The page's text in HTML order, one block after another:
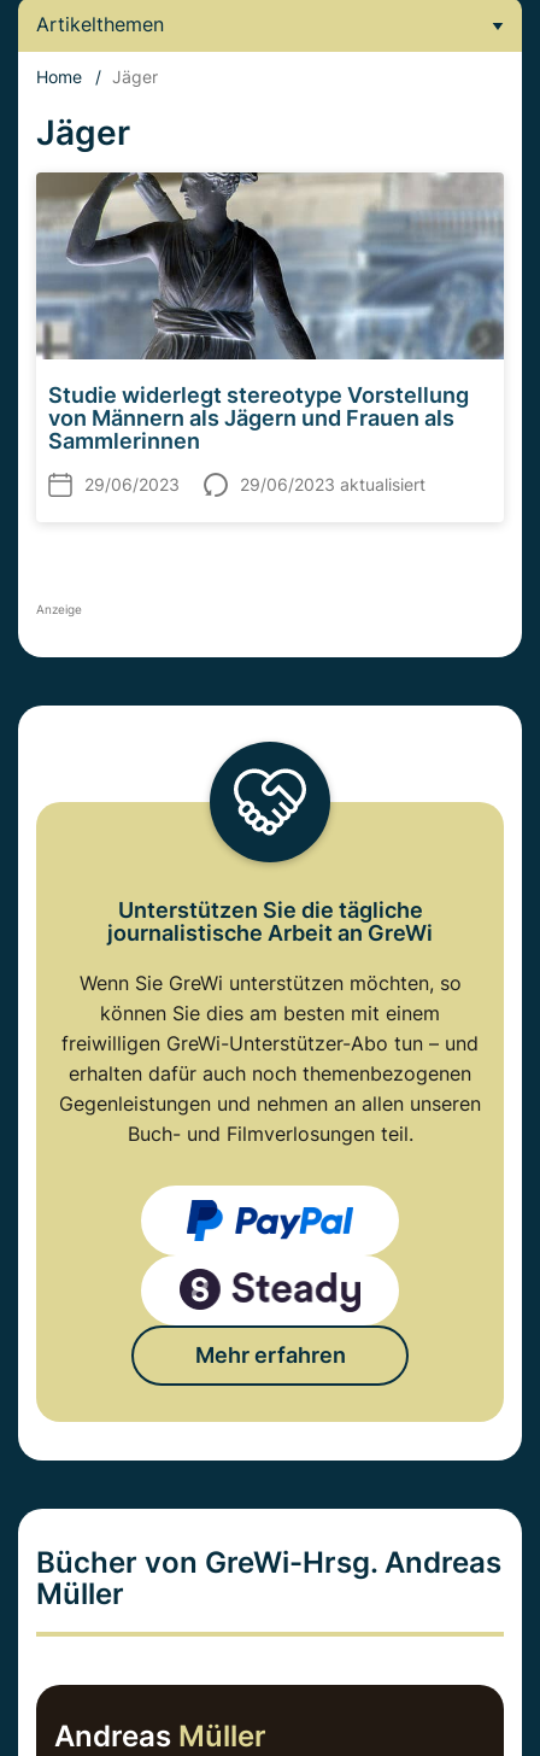
Artikelthemen
Home / Jäger
Jäger
Studie widerlegt stereotype Vorstellung
von Männern als Jägern und Frauen als
Sammlerinnen
29/06/2023 29/06/2023 aktualisiert
Anzeige
Unterstützen Sie die tägliche
journalistische Arbeit an GreWi
Wenn Sie GreWi unterstützen möchten, so
können Sie dies am besten mit einem
freiwilligen GreWi-Unterstützer-Abo tun – und
erhalten dafür auch noch themenbezogenen
Gegenleistungen und nehmen an allen unseren
Buch- und Filmverlosungen teil.
Mehr erfahren
Bücher von GreWi-Hrsg. Andreas
Müller
Andreas Müller